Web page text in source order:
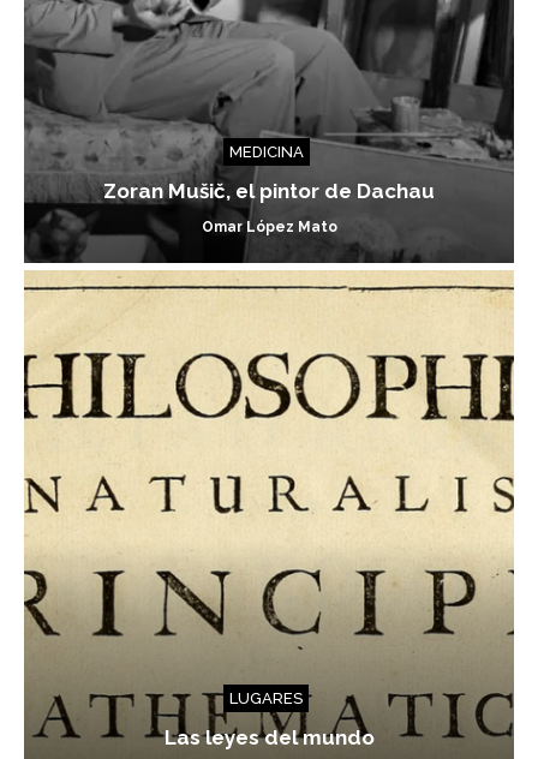
MEDICINA
Zoran Mušič, el pintor de Dachau
Omar López Mato
LUGARES
Las leyes del mundo